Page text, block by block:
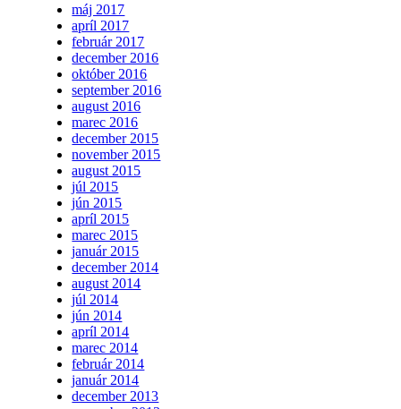
máj 2017
apríl 2017
február 2017
december 2016
október 2016
september 2016
august 2016
marec 2016
december 2015
november 2015
august 2015
júl 2015
jún 2015
apríl 2015
marec 2015
január 2015
december 2014
august 2014
júl 2014
jún 2014
apríl 2014
marec 2014
február 2014
január 2014
december 2013